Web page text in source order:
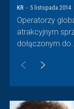
KR - 5 listopada 2014
Operatorzy
atrakcyjnym
dołączonym